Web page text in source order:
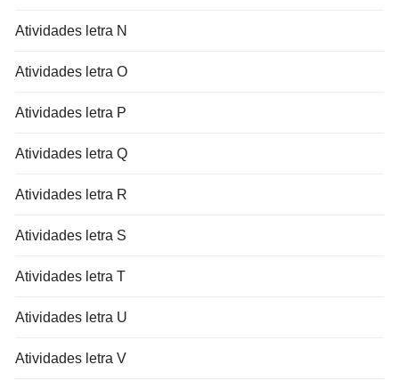
Atividades letra N
Atividades letra O
Atividades letra P
Atividades letra Q
Atividades letra R
Atividades letra S
Atividades letra T
Atividades letra U
Atividades letra V